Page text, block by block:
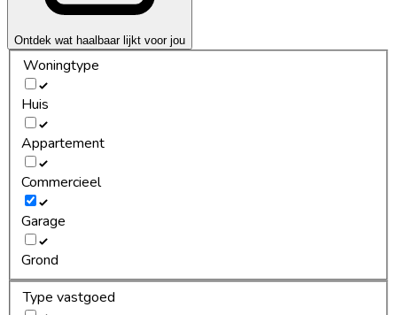
Ontdek wat haalbaar lijkt voor jou
Woningtype
Huis
Appartement
Commercieel
Garage
Grond
Type vastgoed